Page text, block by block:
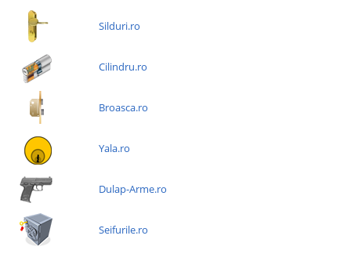
Silduri.ro
Cilindru.ro
Broasca.ro
Yala.ro
Dulap-Arme.ro
Seifurile.ro